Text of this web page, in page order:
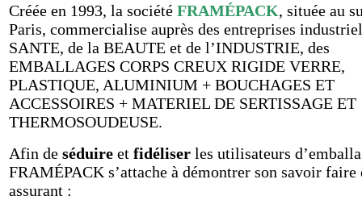
Créée en 1993, la société FRAMÉPACK, située au
Paris, commercialise auprès des entreprises
SANTE, de la BEAUTE et de l’INDUSTRIE, des
EMBALLAGES CORPS CREUX RIGIDE VERRE,
PLASTIQUE, ALUMINIUM + BOUCHAGES ET
ACCESSOIRES + MATERIEL DE SERTISSAGE ET
THERMOSOUDEUSE.
Afin de séduire et fidéliser les utilisateurs
FRAMÉPACK s’attache à démontrer son savoir faire
assurant :